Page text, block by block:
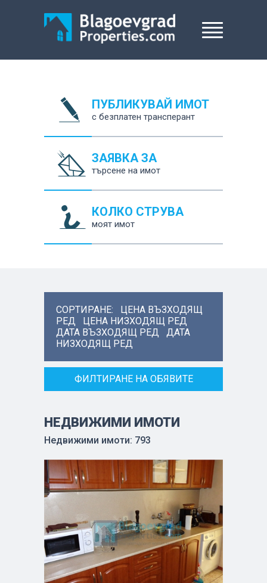
ПУБЛИКУВАЙ ИМОТ
с безплатен трансперант
ЗАЯВКА ЗА
търсене на имот
КОЛКО СТРУВА
моят имот
СОРТИРАНЕ: ЦЕНА ВЪЗХОДЯЩ
РЕД
ЦЕНА НИЗХОДЯЩ РЕД
ДАТА ВЪЗХОДЯЩ РЕД
ДАТА
НИЗХОДЯЩ РЕД
ФИЛТИРАНЕ НА ОБЯВИТЕ
НЕДВИЖИМИ ИМОТИ
Недвижими имоти: 793